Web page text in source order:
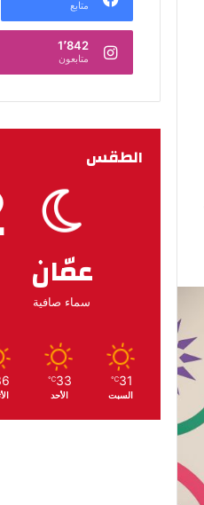
متابع
1٬842
متابعون
الطقس
عمّان
سماء صافية
31
℃
السبت
33
℃
الأحد